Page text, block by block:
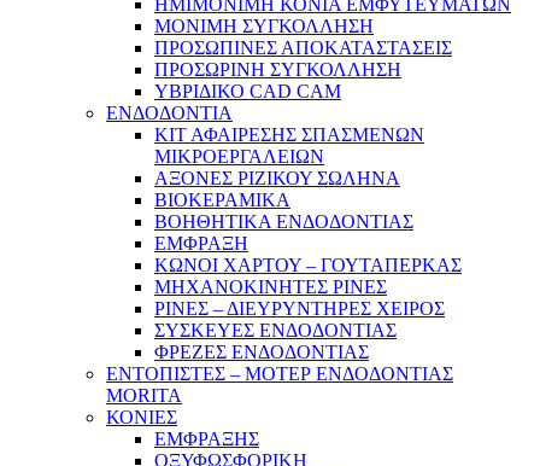
ΗΜΙΜΟΝΙΜΗ ΚΟΝΙΑ ΕΜΦΥΤΕΥΜΑΤΩΝ
ΜΟΝΙΜΗ ΣΥΓΚΟΛΛΗΣΗ
ΠΡΟΣΩΠΙΝΕΣ ΑΠΟΚΑΤΑΣΤΑΣΕΙΣ
ΠΡΟΣΩΡΙΝΗ ΣΥΓΚΟΛΛΗΣΗ
ΥΒΡΙΔΙΚΟ CAD CAM
ΕΝΔΟΔΟΝΤΙΑ
ΚΙΤ ΑΦΑΙΡΕΣΗΣ ΣΠΑΣΜΕΝΩΝ
ΜΙΚΡΟΕΡΓΑΛΕΙΩΝ
ΑΞΟΝΕΣ ΡΙΖΙΚΟΥ ΣΩΛΗΝΑ
ΒΙΟΚΕΡΑΜΙΚΑ
ΒΟΗΘΗΤΙΚΑ ΕΝΔΟΔΟΝΤΙΑΣ
ΕΜΦΡΑΞΗ
ΚΩΝΟΙ ΧΑΡΤΟΥ – ΓΟΥΤΑΠΕΡΚΑΣ
ΜΗΧΑΝΟΚΙΝΗΤΕΣ ΡΙΝΕΣ
ΡΙΝΕΣ – ΔΙΕΥΡΥΝΤΗΡΕΣ ΧΕΙΡΟΣ
ΣΥΣΚΕΥΕΣ ΕΝΔΟΔΟΝΤΙΑΣ
ΦΡΕΖΕΣ ΕΝΔΟΔΟΝΤΙΑΣ
ΕΝΤΟΠΙΣΤΕΣ – ΜΟΤΕΡ ΕΝΔΟΔΟΝΤΙΑΣ
MORITA
ΚΟΝΙΕΣ
ΕΜΦΡΑΞΗΣ
ΟΞΥΦΩΣΦΟΡΙΚΗ